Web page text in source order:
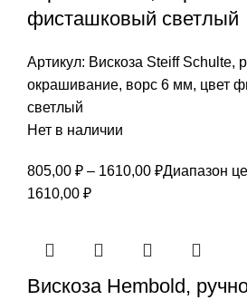
фисташковый светлый
Артикул: Вискоза Steiff Schulte,
окрашивание, ворс 6 мм, цвет
светлый
Нет в наличии
805,00 ₽ – 1610,00 ₽Диапазон
1610,00 ₽
Вискоза Hembold,